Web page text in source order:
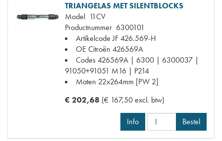
TRIANGELAS MET SILENTBLOCKS
Model 11CV
Productnummer 6300101
Artikelcode JF426.569-H
OE Citroën 426569A
Codes426569A | 6300 | 6300037 |
91050+91051 M16 | P214
Maten 22x264mm [PW 2]
€ 202,68 (€ 167,50 excl. btw)
Info Bestel